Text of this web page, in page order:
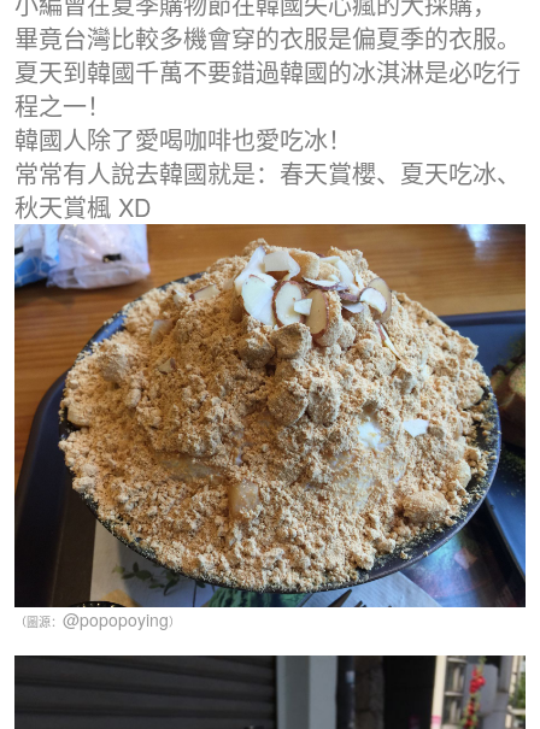
畢竟台灣比較多機會穿的衣服是偏夏季的衣服。
夏天到韓國千萬不要錯過韓國的冰淇淋是必吃行
程之一！
韓國人除了愛喝咖啡也愛吃冰！
常常有人說去韓國就是：春天賞櫻、夏天吃冰、
秋天賞楓 XD
（圖源： @popopoying）